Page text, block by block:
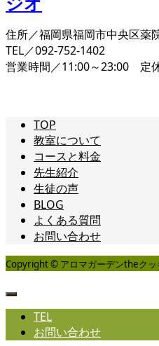
住所／福岡県福岡市中央区
TEL／092-752-1402
営業時間／11:00～23:00 定
TOP
教室について
コースと料金
先生紹介
生徒の声
BLOG
よくある質問
お問い合わせ
Copyright © アロマガーデンtheク
TEL
お問い合わせ